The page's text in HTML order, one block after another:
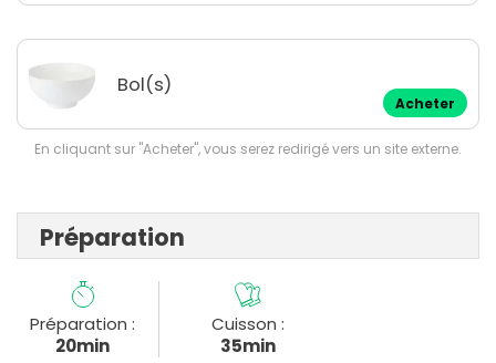
Bol(s)
Acheter
En cliquant sur "Acheter", vous serez redirigé vers un site externe.
Préparation
Préparation :
20min
Cuisson :
35min